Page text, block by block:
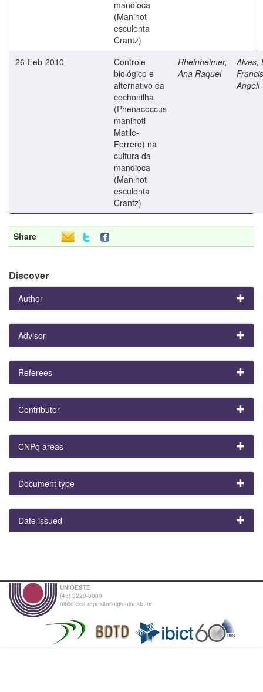
mandioca
(Manihot
esculenta
Crantz)
26-Feb-2010
Controle
biológico e
alternativo da
cochonilha
(Phenacoccus
manihoti
Matile-
Ferrero) na
cultura da
mandioca
(Manihot
esculenta
Crantz)
Rheinheimer,
Ana Raquel
Alves,
Angeli
Share
Discover
Author
Advisor
Referees
Contributor
CNPq areas
Document type
Date issued
UNIOESTE
(45) 3220-3000
biblioteca.repositorio@unioeste.br